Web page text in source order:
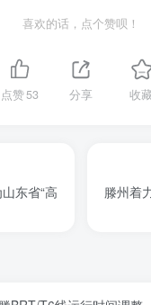
喜欢的话，点个赞呗！
点赞53 分享 收
东省“高
滕州着